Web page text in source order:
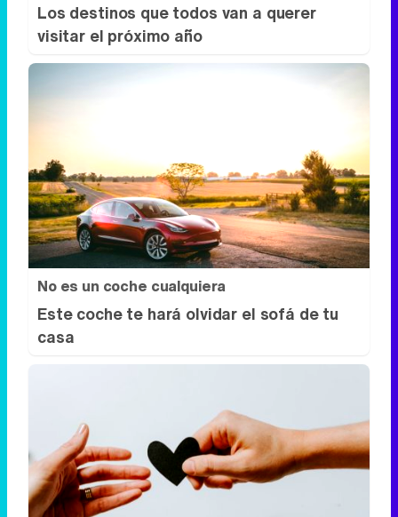
Los destinos que todos van a querer
visitar el próximo año
No es un coche cualquiera
Este coche te hará olvidar el sofá de tu
casa